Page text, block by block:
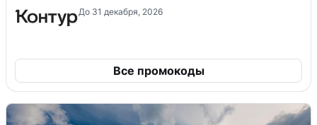
До 31 декабря, 2026
Все промокоды